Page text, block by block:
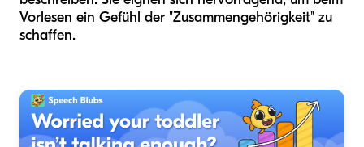
Vorlesen ein Gefühl der "Zusammengehörigkeit" zu
schaffen.